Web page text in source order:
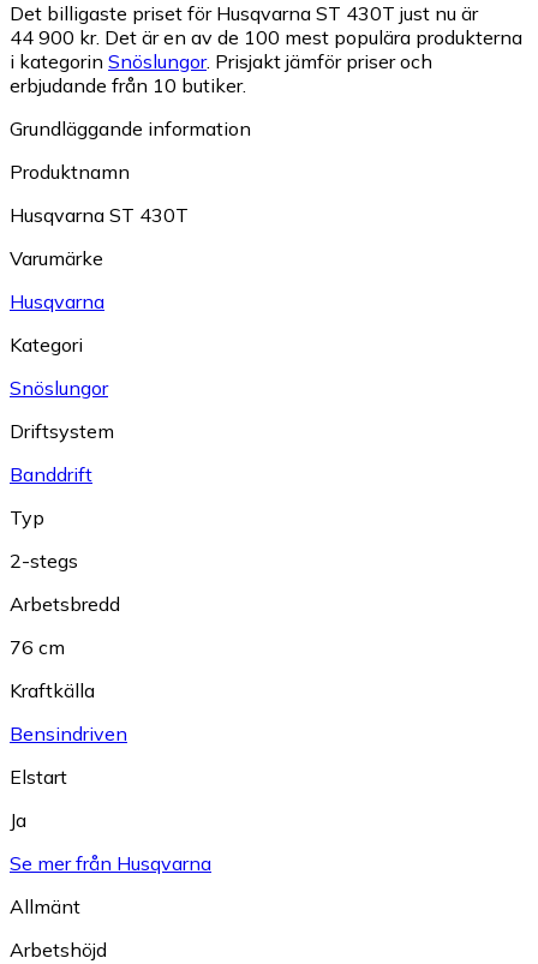
Det billigaste priset för Husqvarna ST 430T just nu är
44 900 kr. Det är en av de 100 mest populära produkterna
i kategorin Snöslungor. Prisjakt jämför priser och
erbjudande från 10 butiker.
Grundläggande information
Produktnamn
Husqvarna ST 430T
Varumärke
Husqvarna
Kategori
Snöslungor
Driftsystem
Banddrift
Typ
2-stegs
Arbetsbredd
76 cm
Kraftkälla
Bensindriven
Elstart
Ja
Se mer från Husqvarna
Allmänt
Arbetshöjd